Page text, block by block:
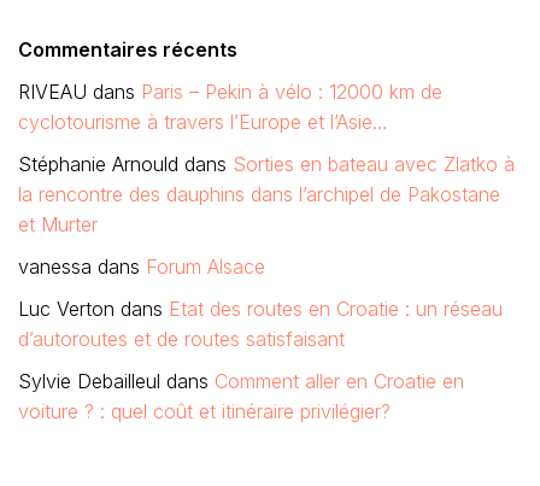
Commentaires récents
RIVEAU dans Paris – Pekin à vélo : 12000 km de
cyclotourisme à travers l’Europe et l’Asie…
Stéphanie Arnould dans Sorties en bateau avec Zlatko à
la rencontre des dauphins dans l’archipel de Pakostane
et Murter
vanessa dans Forum Alsace
Luc Verton dans Etat des routes en Croatie : un réseau
d’autoroutes et de routes satisfaisant
Sylvie Debailleul dans Comment aller en Croatie en
voiture ? : quel coût et itinéraire privilégier?